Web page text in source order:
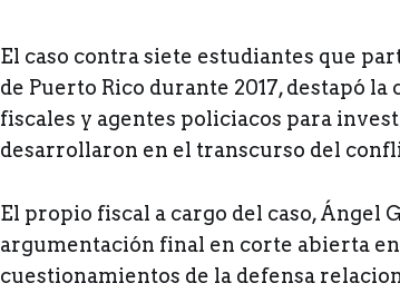
El caso contra siete estudiantes que
de Puerto Rico durante 2017, destapó
fiscales y agentes policiacos para
desarrollaron en el transcurso del
El propio fiscal a cargo del caso, Ángel
argumentación final en corte abierta
cuestionamientos de la defensa